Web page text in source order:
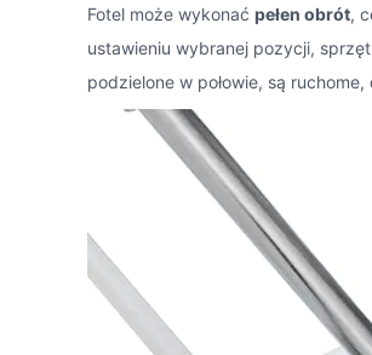
Fotel może wykonać pełen obrót,
ustawieniu wybranej pozycji, sprzęt
podzielone w połowie, są